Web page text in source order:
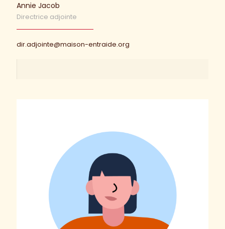
Annie Jacob
Directrice adjointe
dir.adjointe@maison-entraide.org